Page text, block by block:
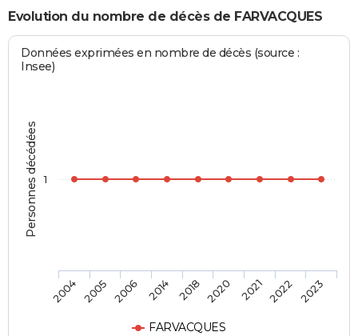
Evolution du nombre de décès de FARVACQUES
Personnes décédées
Données exprimées en nombre de décès (source :
Insee)
FARVACQUES
2004 2005 2006 2014 2018 2020 2021 2022 2023
1